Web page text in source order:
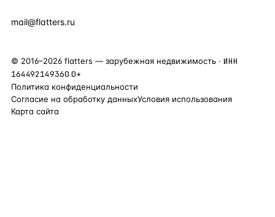
mail@flatters.ru
© 2016–2026 flatters — зарубежная недвижимость · ИНН
164492149360 0+
Политика конфиденциальности
Согласие на обработку данныхУсловия использования
Карта сайта